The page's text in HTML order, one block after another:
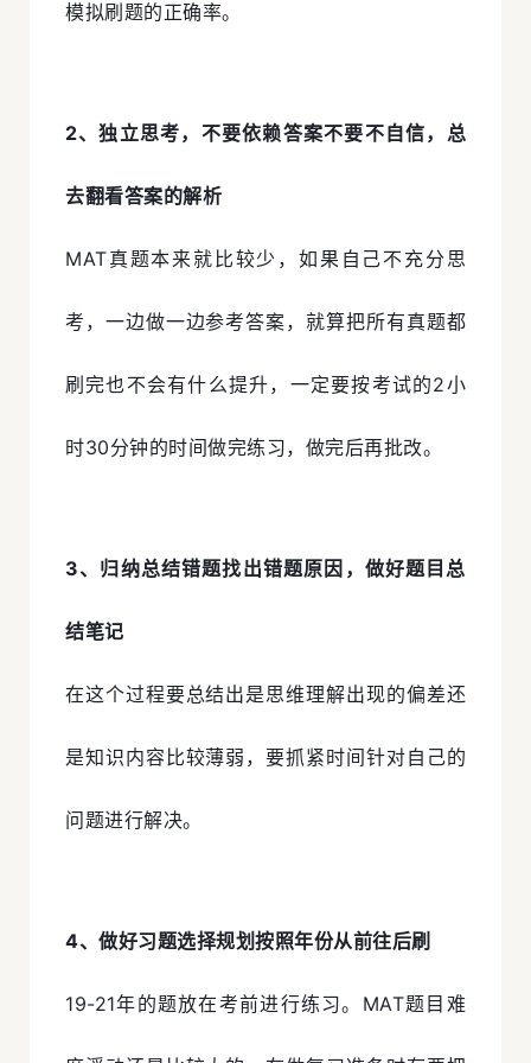
模拟刷题的正确率。
2、独立思考，不要依赖答案不要不自信，总
去翻看答案的解析
MAT真题本来就比较少，如果自己不充分思
考，一边做一边参考答案，就算把所有真题都
刷完也不会有什么提升，一定要按考试的2小
时30分钟的时间做完练习，做完后再批改。
3、归纳总结错题找出错题原因，做好题目总
结笔记
在这个过程要总结出是思维理解出现的偏差还
是知识内容比较薄弱，要抓紧时间针对自己的
问题进行解决。
4、做好习题选择规划按照年份从前往后刷
19-21年的题放在考前进行练习。MAT题目难